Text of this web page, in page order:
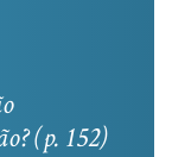
(p. 152)